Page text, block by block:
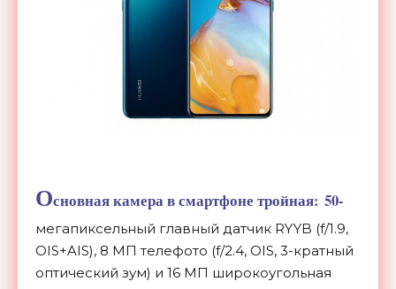
Основная камера в смартфоне тройная: 50-
мегапиксельный главный датчик RYYB (f/1.9,
OIS+AIS), 8 МП телефото (f/2.4, OIS, 3-кратный
оптический зум) и 16 МП широкоугольная